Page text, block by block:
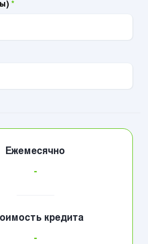
*
Ежемесячно
-
кредита
-